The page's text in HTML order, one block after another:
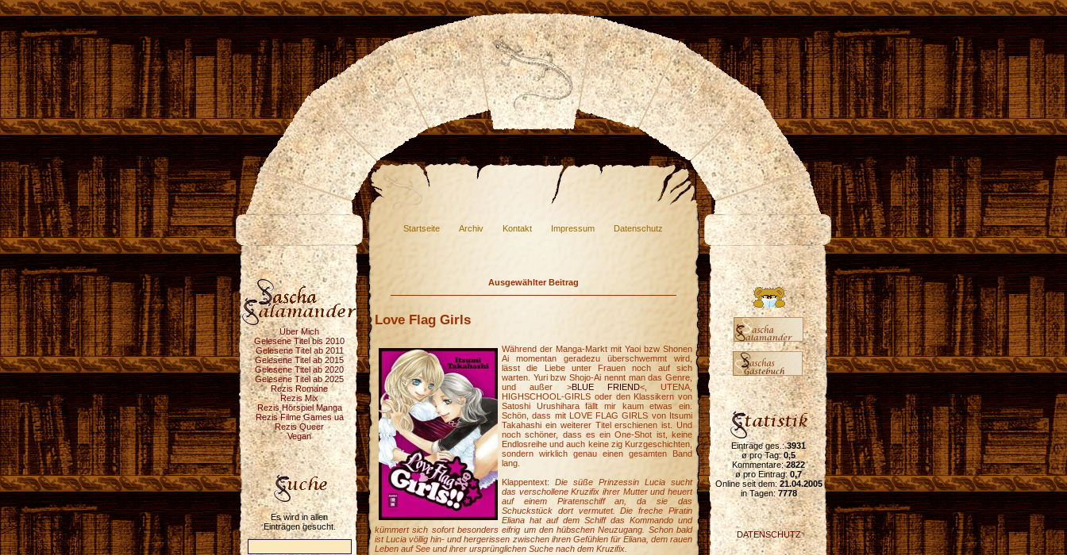
Startseite Archiv Kontakt Impressum Datenschutz
Über Mich
Gelesene Titel bis 2010
Gelesene Titel ab 2011
Gelesene Titel ab 2015
Gelesene Titel ab 2020
Gelesene Titel ab 2025
Rezis Romane
Rezis Mix
Rezis Hörspiel Manga
Rezis Filme Games ua
Rezis Queer
Vegan
Es wird in allen
Einträgen gesucht.
Ausgewählter Beitrag
Love Flag Girls
Während der Manga-Markt mit Yaoi bzw Shonen
Ai momentan geradezu überschwemmt wird,
lässt die Liebe unter Frauen noch auf sich
warten. Yuri bzw Shojo-Ai nennt man das Genre,
und außer >BLUE FRIEND<, UTENA,
HIGHSCHOOL-GIRLS oder den Klassikern von
Satoshi Urushihara fällt mir kaum etwas ein.
Schön, dass mit LOVE FLAG GIRLS von Itsumi
Takahashi ein weiterer Titel erschienen ist. Und
noch schöner, dass es ein One-Shot ist, keine
Endlosreihe und auch keine zig Kurzgeschichten,
sondern wirklich genau einen gesamten Band
lang.
Klappentext: Die süße Prinzessin Lucia sucht
das verschollene Kruzifix ihrer Mutter und heuert
auf einem Piratenschiff an, da sie das
Schuckstück dort vermutet. Die freche Piratin
Eliana hat auf dem Schiff das Kommando und
kümmert sich sofort besonders eifrig um den hübschen Neuzugang. Schon bald
ist Lucia völlig hin- und hergerissen zwischen ihren Gefühlen für Eliana, dem rauen
Leben auf See und ihrer ursprünglichen Suche nach dem Kruzifix.
Einträge ges.:3931
ø pro Tag:0,5
Kommentare:2822
ø pro Eintrag:0,7
Online seit dem:21.04.2005
in Tagen:7778
DATENSCHUTZ